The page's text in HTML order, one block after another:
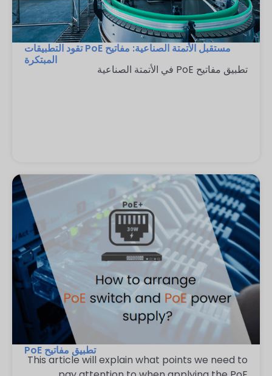
مستقبل الأتمتة الصناعية: مفاتيح PoE تقود التطبيقات
المبتكرة
تطبيق مفاتيح PoE في الأتمتة الصناعية
تطبيق مفاتيح PoE
This article will explain what points we need to